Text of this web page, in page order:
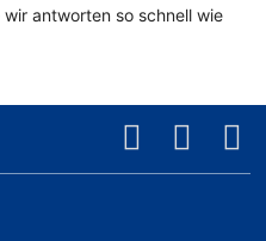
wir antworten so schnell wie